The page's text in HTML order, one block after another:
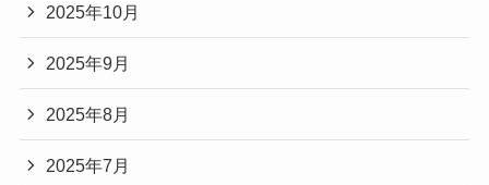
2025年10月
2025年9月
2025年8月
2025年7月